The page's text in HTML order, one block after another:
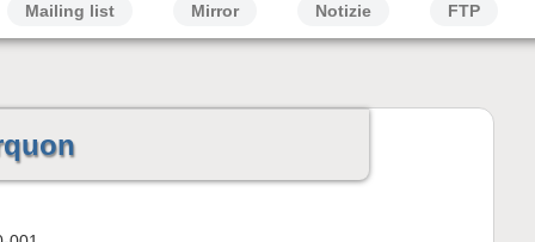
Mailing list Mirror Notizie FTP